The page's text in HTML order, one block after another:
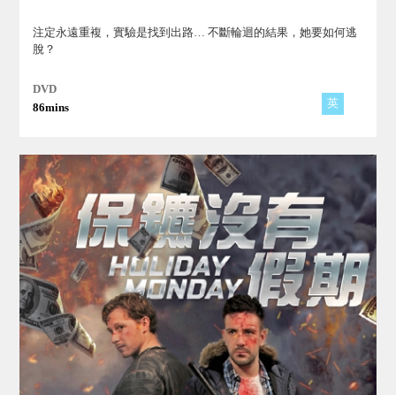
注定永遠重複，實驗是找到出路… 不斷輪迴的結果，她要如何逃
脫？
DVD
86mins
英